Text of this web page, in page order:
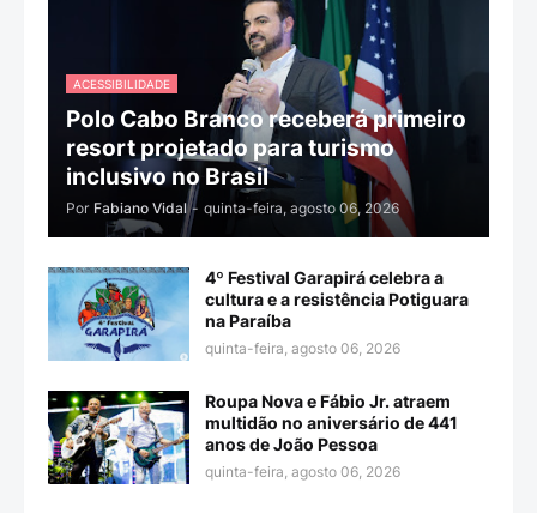
ACESSIBILIDADE
Polo Cabo Branco receberá primeiro
resort projetado para turismo
inclusivo no Brasil
Por Fabiano Vidal - quinta-feira, agosto 06, 2026
4º Festival Garapirá celebra a
cultura e a resistência Potiguara
na Paraíba
quinta-feira, agosto 06, 2026
Roupa Nova e Fábio Jr. atraem
multidão no aniversário de 441
anos de João Pessoa
quinta-feira, agosto 06, 2026